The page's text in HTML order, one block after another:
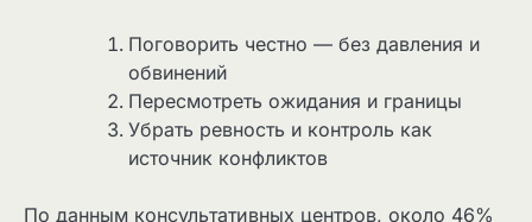
Поговорить честно — без давления и
обвинений
Пересмотреть ожидания и границы
Убрать ревность и контроль как
источник конфликтов
По данным консультативных центров, около 46%